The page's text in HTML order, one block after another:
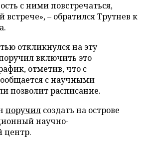
с ними повстречаться,
встрече», – обратился Трутнев к
откликнулся на эту
включить это
отметив, что с
с научными
позволит расписание.
поручил создать на острове
научно-
центр.